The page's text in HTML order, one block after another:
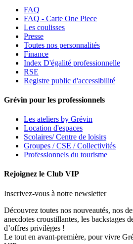
FAQ
FAQ - Carte One Piece
Les coulisses
Presse
Toutes nos personnalités
Finance
Index D'égalité professionnelle
RSE
Registre public d'accessibilité
Grévin pour les professionnels
Les ateliers by Grévin
Location d'espaces
Scolaires/ Centre de loisirs
Groupes / CSE / Collectivités
Professionnels du tourisme
Rejoignez le Club VIP
Inscrivez-vous à notre newsletter
Découvrez toutes nos nouveautés, nos
anecdotes croustillantes, les backstages
d’offres privilèges !
Le tout en avant-première, pour vivre